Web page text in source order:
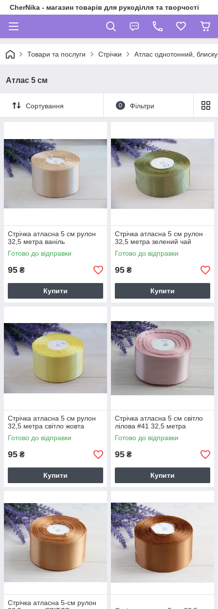
CherNika - магазин товарів для рукоділля та творчості
Товари та послуги Стрічки Атлас однотонний,
Атлас 5 см
Сортування 0 Фільтри
Стрічка атласна 5 см рулон
32,5 метра ваніль
Готово до відправки
95 ₴
Купити
Стрічка атласна 5 см рулон
32,5 метра зелений чай
Готово до відправки
95 ₴
Купити
Стрічка атласна 5 см рулон
32,5 метра світло жовта
Готово до відправки
95 ₴
Купити
Стрічка атласна 5 см світло
лілова #41 32,5 метра
Готово до відправки
95 ₴
Купити
Стрічка атласна 5-см рулон